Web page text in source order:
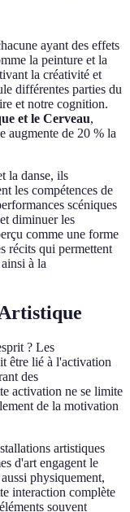
ayant des effets
la peinture et la
la créativité et
différentes parties du
et notre cognition.
et le Cerveau,
augmente de 20 % la
la danse, ils
les compétences de
scéniques
diminuer les
comme une forme
récits qui permettent
à la
? Les
être lié à l'activation
des
activation ne se limite
de la motivation
artistiques
d'art engagent le
physiquement,
interaction complète
souvent